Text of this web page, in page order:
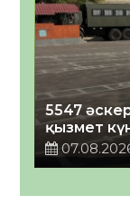
5547
қызмет